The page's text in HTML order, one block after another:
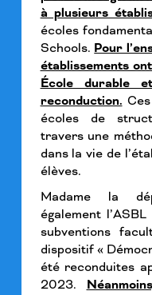
à plusieurs
écoles
Schools. Pour
établissements
École durable
reconduction.
écoles de
travers une
dans la vie de
élèves.
Madame la
également
subventions
dispositif «
été reconduites
2023.